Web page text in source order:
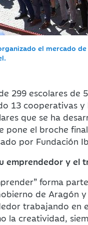
el mercado
299 escolares de
13 cooperativas
que se ha
pone el broche
por Fundación
emprendedor y el
forma
de Aragón
trabajando en
la creatividad,